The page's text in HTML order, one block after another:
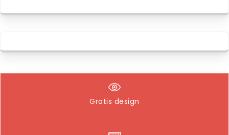
Gratis design